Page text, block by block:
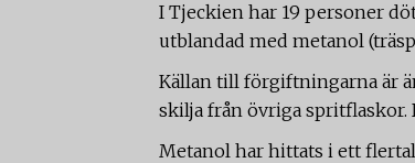
I Tjeckien har 19 personer
utblandad med metanol
Källan till förgiftningarna är
skilja från övriga
Metanol har hittats i ett